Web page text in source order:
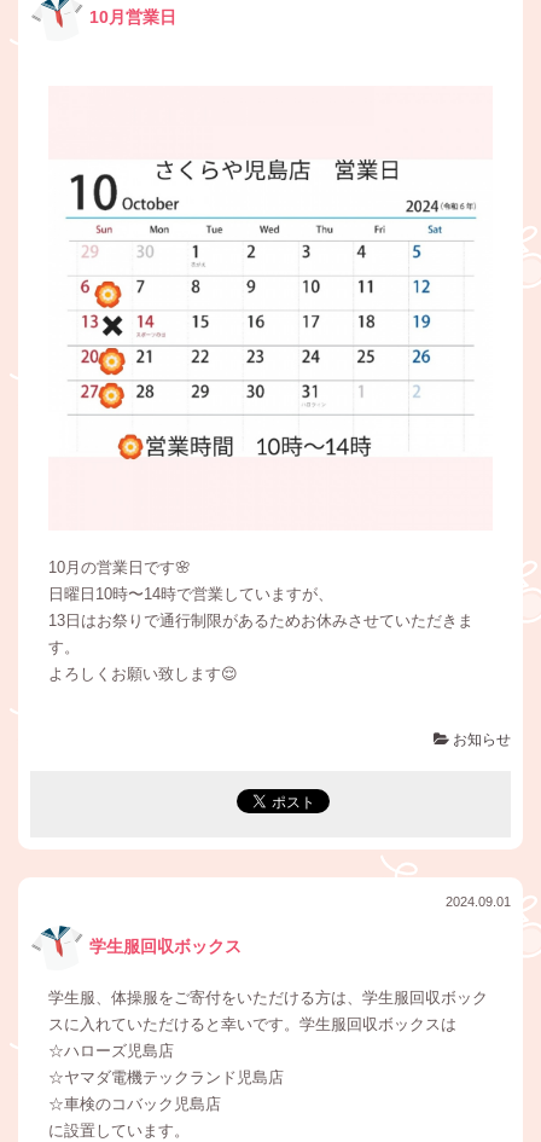
10月営業日
10月の営業日です🌸
日曜日10時〜14時で営業していますが、
13日はお祭りで通行制限があるためお休みさせていただきま
す。
よろしくお願い致します😌
お知らせ
2024.09.01
学生服回収ボックス
学生服、体操服をご寄付をいただける方は、学生服回収ボック
スに入れていただけると幸いです。学生服回収ボックスは
☆ハローズ児島店
☆ヤマダ電機テックランド児島店
☆車検のコバック児島店
に設置しています。